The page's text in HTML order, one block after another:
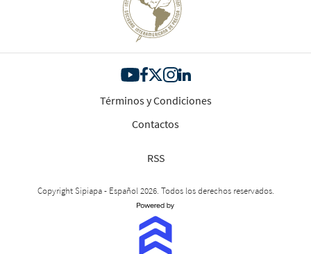
Términos y Condiciones
Contactos
RSS
Copyright Sipiapa - Español 2026. Todos los derechos reservados.